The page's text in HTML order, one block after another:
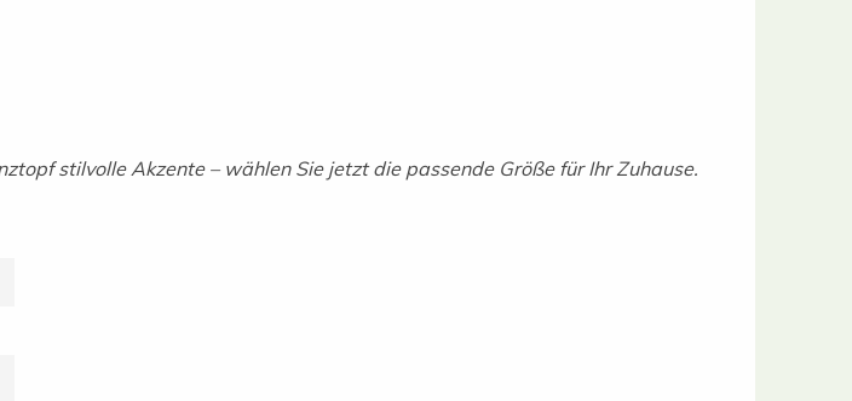
stilvolle Akzente – wählen Sie jetzt die passende Größe für Ihr Zuhause.